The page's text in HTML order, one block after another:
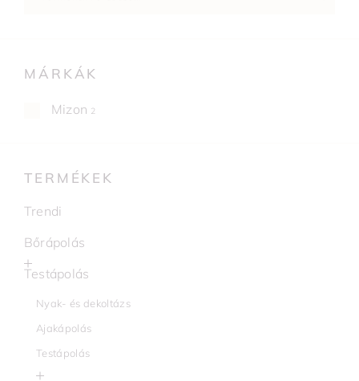
MÁRKÁK
Mizon 2
TERMÉKEK
Trendi
Bőrápolás
Testápolás
Nyak- és dekoltázs
Ajakápolás
Testápolás